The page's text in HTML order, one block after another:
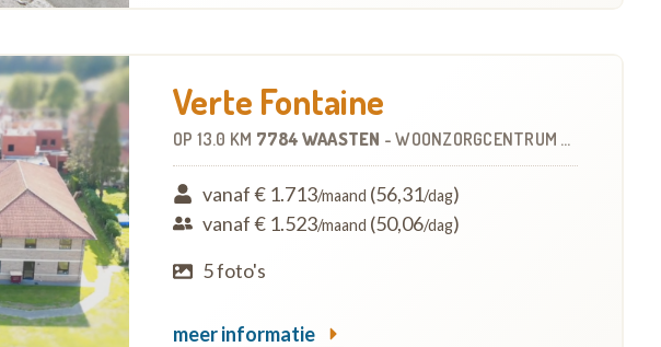
Verte Fontaine
OP 13.0 KM 7784 WAASTEN -WOONZORGCENTRUM (WZC)
vanaf € 1.713/maand (56,31/dag)
vanaf € 1.523/maand (50,06/dag)
5 foto's
meer informatie